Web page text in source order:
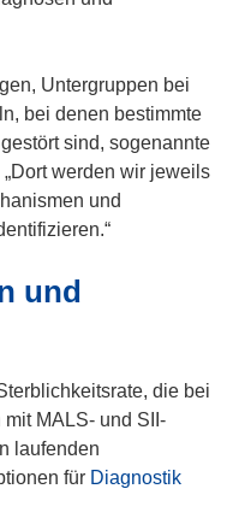
Untergruppen bei
bei denen bestimmte
sind, sogenannte
„Dort werden wir jeweils
und
und
die bei
MALS- und SII-
laufenden
für Diagnostik